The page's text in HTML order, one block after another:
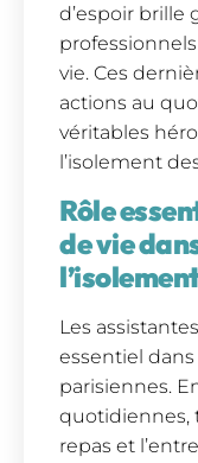
d’espoir brille
vie. Ces
actions au
véritables
l’isolement
Rôle
de vie
Les
essentiel
parisiennes.
quotidiennes,
repas et